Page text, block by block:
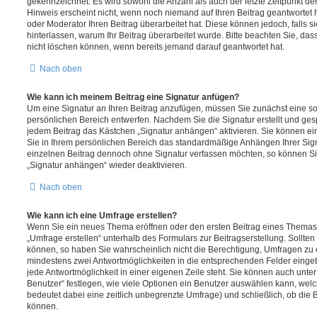
Hinweis erscheint nicht, wenn noch niemand auf Ihren Beitrag geantwortet
oder Moderator Ihren Beitrag überarbeitet hat. Diese können jedoch, falls
hinterlassen, warum Ihr Beitrag überarbeitet wurde. Bitte beachten Sie,
nicht löschen können, wenn bereits jemand darauf geantwortet hat.
Nach oben
Wie kann ich meinem Beitrag eine Signatur anfügen?
Um eine Signatur an Ihren Beitrag anzufügen, müssen Sie zunächst eine
persönlichen Bereich entwerfen. Nachdem Sie die Signatur erstellt und
jedem Beitrag das Kästchen „Signatur anhängen“ aktivieren. Sie können
Sie in Ihrem persönlichen Bereich das standardmäßige Anhängen Ihrer
einzelnen Beitrag dennoch ohne Signatur verfassen möchten, so können
„Signatur anhängen“ wieder deaktivieren.
Nach oben
Wie kann ich eine Umfrage erstellen?
Wenn Sie ein neues Thema eröffnen oder den ersten Beitrag eines
„Umfrage erstellen“ unterhalb des Formulars zur Beitragserstellung.
können, so haben Sie wahrscheinlich nicht die Berechtigung, Umfragen
mindestens zwei Antwortmöglichkeiten in die entsprechenden Felder
jede Antwortmöglichkeit in einer eigenen Zeile steht. Sie können auch
Benutzer“ festlegen, wie viele Optionen ein Benutzer auswählen kann,
bedeutet dabei eine zeitlich unbegrenzte Umfrage) und schließlich, ob die
können.